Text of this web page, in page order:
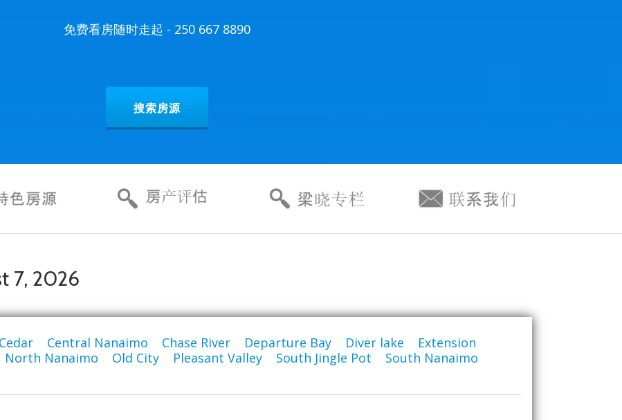
免费看房随时走起 - 250 667 8890
HEADER BUTTON LABEL:搜索房源
搜索房源
7, 2026
Cedar| Central Nanaimo Chase River| Departure Bay| Diver lake Extension
North Nanaimo Old City| Pleasant Valley| South Jingle Pot South Nanaimo